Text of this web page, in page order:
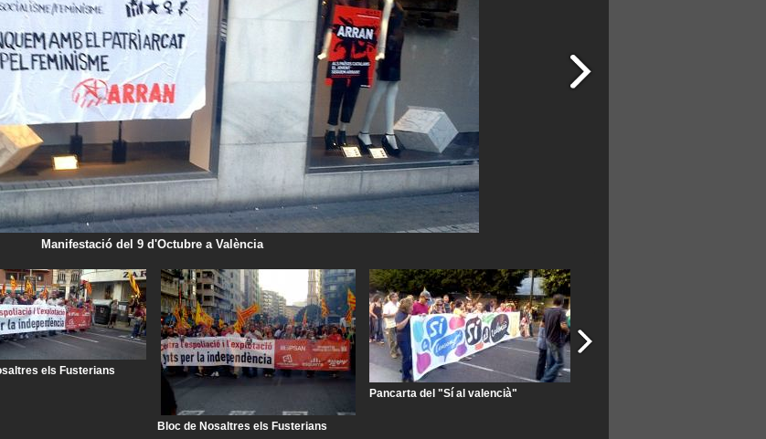
Manifestació del 9 d'Octubre a València
els Fusterians
Bloc de Nosaltres els Fusterians
Pancarta del "Sí al valencià"